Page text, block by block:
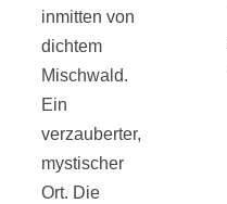
inmitten von
dichtem
Mischwald.
Ein
verzauberter,
mystischer
Ort. Die